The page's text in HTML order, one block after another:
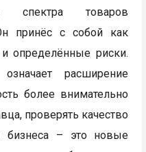
спектра товаров
принёс с собой как
определённые риски.
расширение
более внимательно
проверять качество
бизнеса – это новые